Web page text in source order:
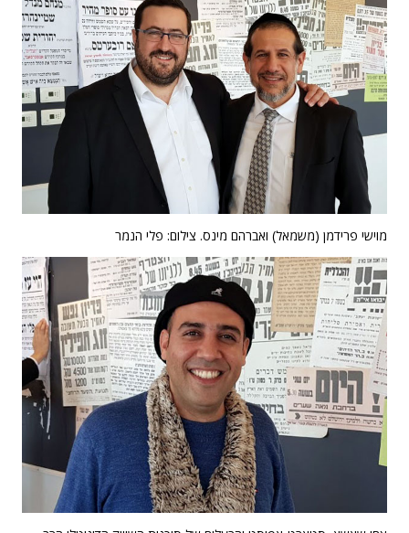
מוישי פרידמן (משמאל) ואברהם מינס. צילום: פלי הנמר